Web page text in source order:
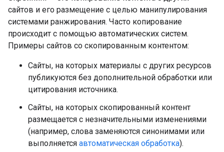
сайтов и его размещение с целью манипулирования
системами ранжирования. Часто копирование
происходит с помощью автоматических систем.
Примеры сайтов со скопированным контентом:
Сайты, на которых материалы с других ресурсов
публикуются без дополнительной обработки или
цитирования источника.
Сайты, на которых скопированный контент
размещается с незначительными изменениями
(например, слова заменяются синонимами или
выполняется автоматическая обработка).